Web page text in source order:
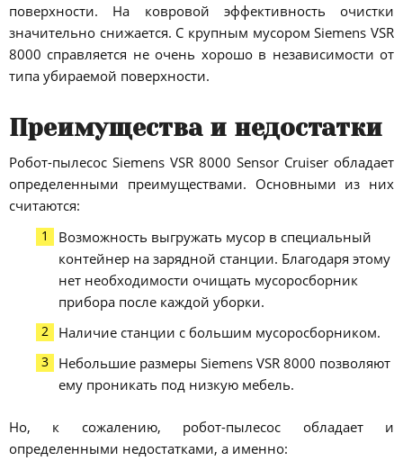
поверхности. На ковровой эффективность очистки
значительно снижается. С крупным мусором Siemens VSR
8000 справляется не очень хорошо в независимости от
типа убираемой поверхности.
Преимущества и недостатки
Робот-пылесос Siemens VSR 8000 Sensor Cruiser обладает
определенными преимуществами. Основными из них
считаются:
Возможность выгружать мусор в специальный
контейнер на зарядной станции. Благодаря этому
нет необходимости очищать мусоросборник
прибора после каждой уборки.
Наличие станции с большим мусоросборником.
Небольшие размеры Siemens VSR 8000 позволяют
ему проникать под низкую мебель.
Но, к сожалению, робот-пылесос обладает и
определенными недостатками, а именно: